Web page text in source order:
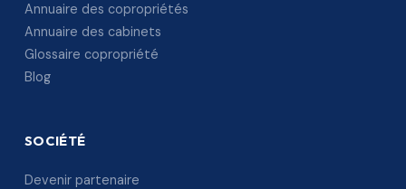
Annuaire des copropriétés
Annuaire des cabinets
Glossaire copropriété
Blog
SOCIÉTÉ
Devenir partenaire